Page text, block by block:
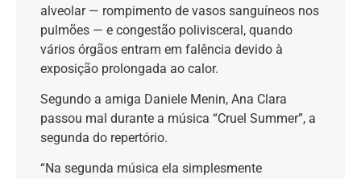
alveolar — rompimento de vasos sanguíneos nos
pulmões — e congestão polivisceral, quando
vários órgãos entram em falência devido à
exposição prolongada ao calor.
Segundo a amiga Daniele Menin, Ana Clara
passou mal durante a música “Cruel Summer”, a
segunda do repertório.
“Na segunda música ela simplesmente